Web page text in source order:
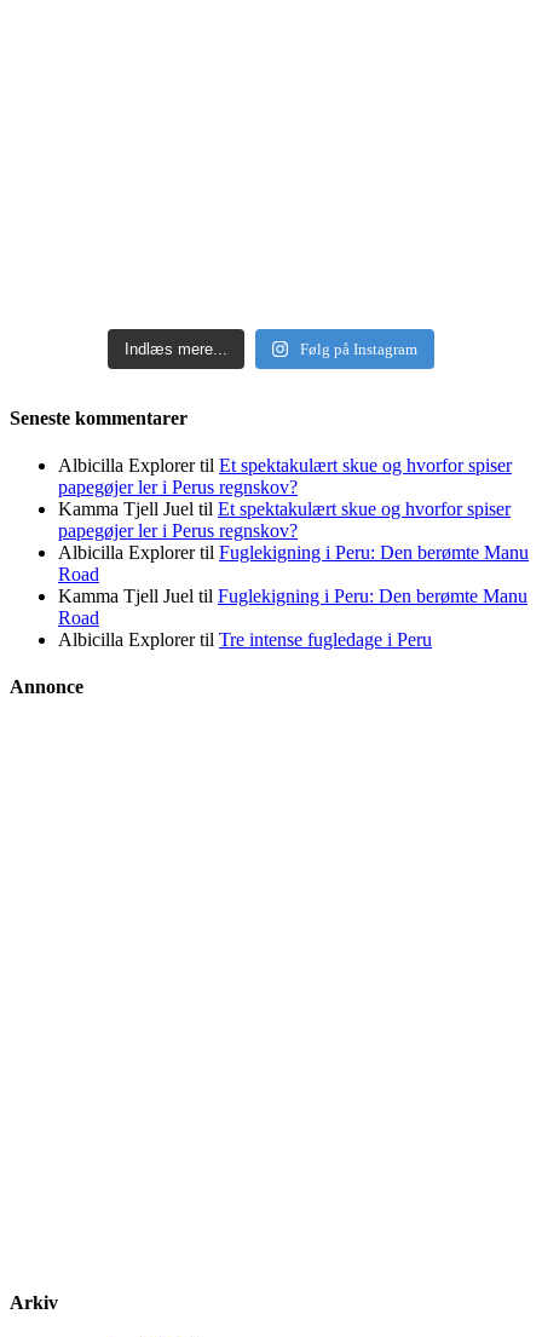
Indlæs mere... Følg på Instagram
Seneste kommentarer
Albicilla Explorertil Et spektakulært skue og hvorfor spiser
papegøjer ler i Perus regnskov?
Kamma Tjell Juel til Et spektakulært skue og hvorfor spiser
papegøjer ler i Perus regnskov?
Albicilla Explorertil Fuglekigning i Peru: Den berømte Manu
Road
Kamma Tjell Juel til Fuglekigning i Peru: Den berømte Manu
Road
Albicilla Explorertil Tre intense fugledage i Peru
Annonce
Arkiv